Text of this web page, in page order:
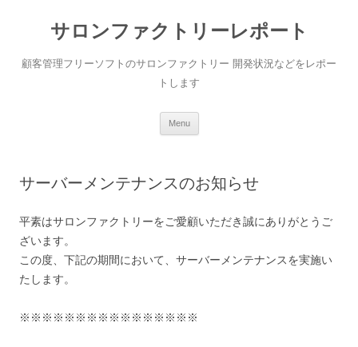
サロンファクトリーレポート
顧客管理フリーソフトのサロンファクトリー 開発状況などをレポー
トします
Menu
サーバーメンテナンスのお知らせ
平素はサロンファクトリーをご愛顧いただき誠にありがとうご
ざいます。
この度、下記の期間において、サーバーメンテナンスを実施い
たします。
※※※※※※※※※※※※※※※※